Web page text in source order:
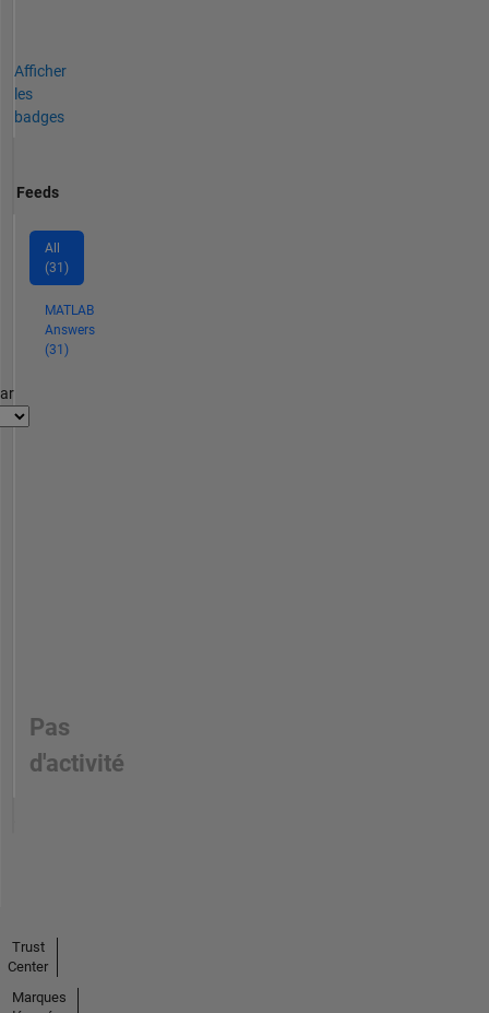
Afficher
les
badges
Feeds
All
(31)
MATLAB
Answers
(31)
Pas
d'activité
Trust
Center
Marques